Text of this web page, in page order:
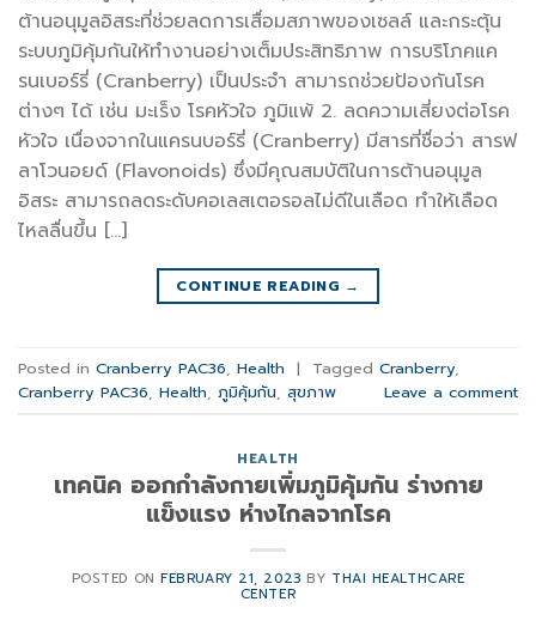
ต้านอนุมูลอิสระที่ช่วยลดการเสื่อมสภาพของเซลล์ และกระตุ้น
ระบบภูมิคุ้มกันให้ทำงานอย่างเต็มประสิทธิภาพ การบริโภคแค
รนเบอร์รี่ (Cranberry) เป็นประจำ สามารถช่วยป้องกันโรค
ต่างๆ ได้ เช่น มะเร็ง โรคหัวใจ ภูมิแพ้ 2. ลดความเสี่ยงต่อโรค
หัวใจ เนื่องจากในแครนบอร์รี่ (Cranberry) มีสารที่ชื่อว่า สารฟ
ลาโวนอยด์ (Flavonoids) ซึ่งมีคุณสมบัติในการต้านอนุมูล
อิสระ สามารถลดระดับคอเลสเตอรอลไม่ดีในเลือด ทำให้เลือด
ไหลลื่นขึ้น […]
CONTINUE READING →
Posted in Cranberry PAC36, Health | Tagged Cranberry,
Cranberry PAC36, Health, ภูมิคุ้มกัน, สุขภาพ Leave a comment
HEALTH
เทคนิค ออกกำลังกายเพิ่มภูมิคุ้มกัน ร่างกาย
แข็งแรง ห่างไกลจากโรค
POSTED ONFEBRUARY 21, 2023 BY THAI HEALTHCARE
CENTER